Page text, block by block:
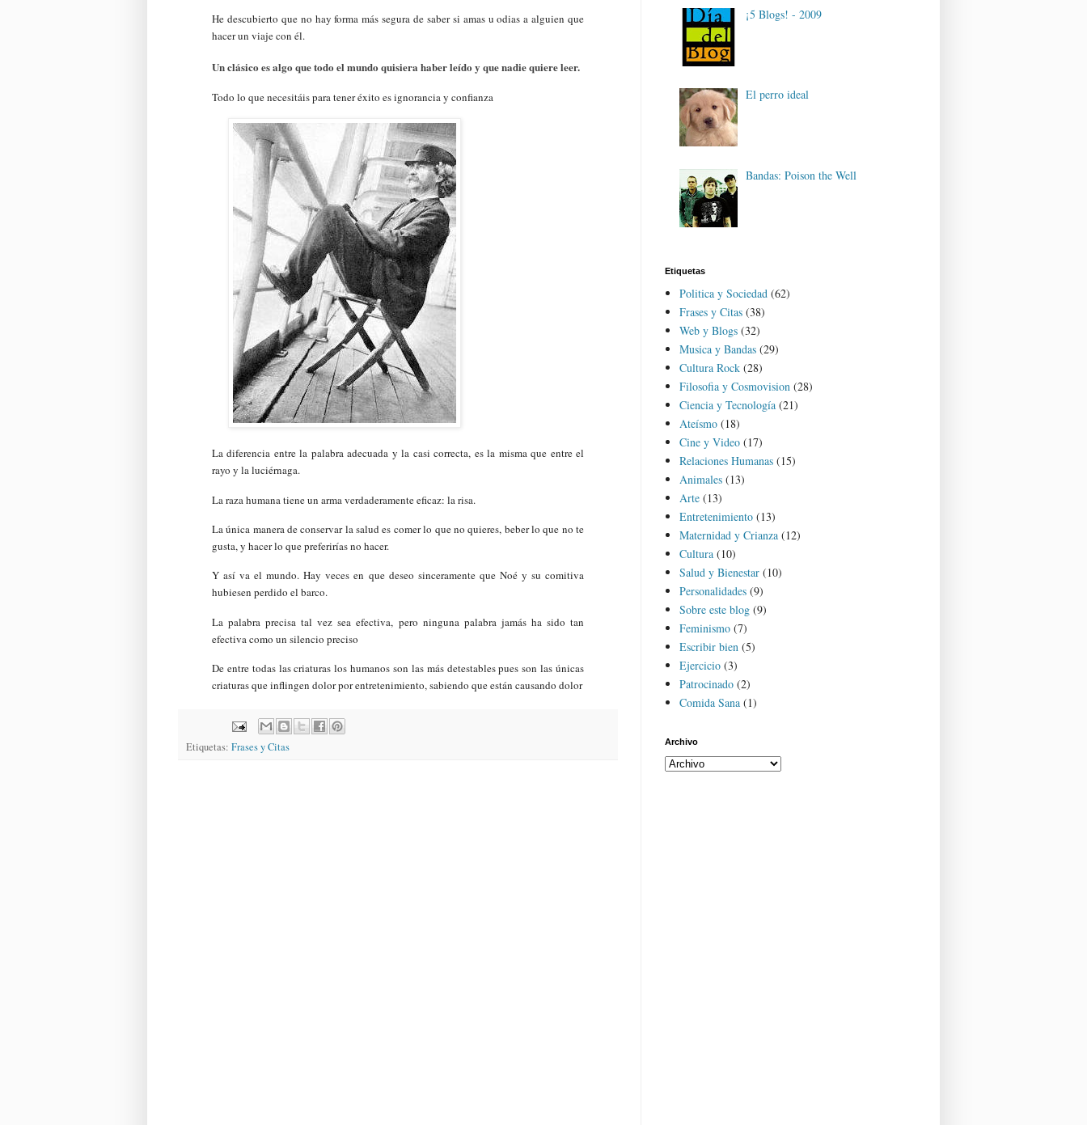
He descubierto que no hay forma más segura de saber si amas u odias a alguien que
hacer un viaje con él.
Un clásico es algo que todo el mundo quisiera haber leído y que nadie quiere leer.
Todo lo que necesitáis para tener éxito es ignorancia y confianza
La diferencia entre la palabra adecuada y la casi correcta, es la misma que entre el
rayo y la luciérnaga.
La raza humana tiene un arma verdaderamente eficaz: la risa.
La única manera de conservar la salud es comer lo que no quieres, beber lo que no te
gusta, y hacer lo que preferirías no hacer.
Y así va el mundo. Hay veces en que deseo sinceramente que Noé y su comitiva
hubiesen perdido el barco.
La palabra precisa tal vez sea efectiva, pero ninguna palabra jamás ha sido tan
efectiva como un silencio preciso
De entre todas las criaturas los humanos son las más detestables pues son las únicas
criaturas que inflingen dolor por entretenimiento, sabiendo que están causando dolor
Etiquetas: Frases y Citas
¡5 Blogs! - 2009
El perro ideal
Bandas: Poison the Well
Etiquetas
Politica y Sociedad (62)
Frases y Citas (38)
Web y Blogs (32)
Musica y Bandas (29)
Cultura Rock (28)
Filosofia y Cosmovision (28)
Ciencia y Tecnología (21)
Ateísmo (18)
Cine y Video (17)
Relaciones Humanas (15)
Animales (13)
Arte (13)
Entretenimiento (13)
Maternidad y Crianza (12)
Cultura (10)
Salud y Bienestar (10)
Personalidades (9)
Sobre este blog (9)
Feminismo (7)
Escribir bien (5)
Ejercicio (3)
Patrocinado (2)
Comida Sana (1)
Archivo